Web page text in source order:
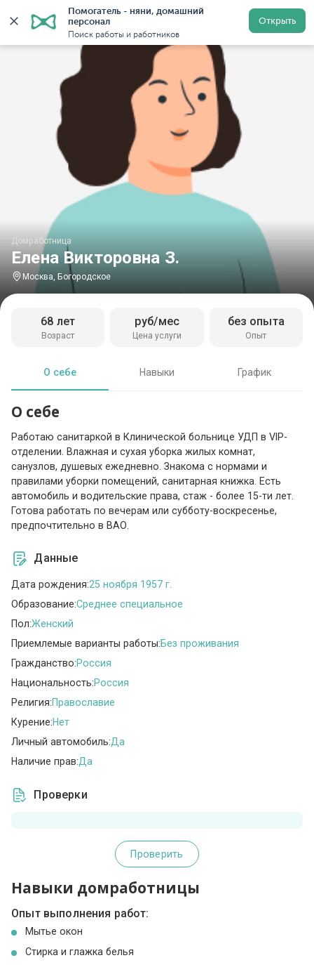
Помогатель - няни, домашний
персонал
Поиск работы и работников
Открыть
Главная Домработницы Домработницы в Москве
Елена Викторовна З.
Домработница
Москва, Богородское
Возраст
68 лет
Цена услуги
руб/мес
Опыт
без опыта
О себе Навыки График
О себе
Работаю санитаркой в Клинической больнице УДП в VIP-
отделении. Влажная и сухая уборка жилых комнат,
санузлов, душевых ежедневно. Знакома с нормами и
правилами уборки помещений, санитарная книжка. Есть
автомобиль и водительские права, стаж - более 15-ти лет.
Готова работать по вечерам или субботу-воскресенье,
предпочтительно в ВАО.
Данные
Дата рождения:25 ноября 1957 г.
Образование:Среднее специальное
Пол:Женский
Приемлемые варианты работы:Без проживания
Гражданство:Россия
Национальность:Россия
Религия:Православие
Курение:Нет
Личный автомобиль:Да
Наличие прав:Да
Проверки
Проверить
Навыки домработницы
Опыт выполнения работ:
Мытье окон
Стирка и глажка белья